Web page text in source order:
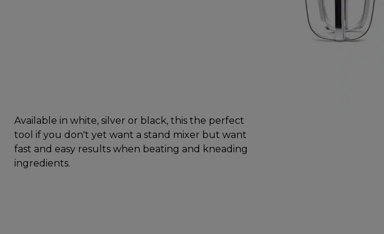
Available in white, silver or black, this the perfect
tool if you don't yet want a stand mixer but want
fast and easy results when beating and kneading
ingredients.